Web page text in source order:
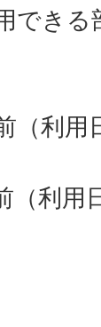
できる
利用
利用